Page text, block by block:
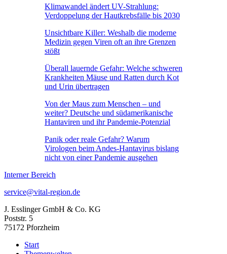
Klimawandel ändert UV-Strahlung:
Verdoppelung der Hautkrebsfälle bis 2030
Unsichtbare Killer: Weshalb die moderne
Medizin gegen Viren oft an ihre Grenzen
stößt
Überall lauernde Gefahr: Welche schweren
Krankheiten Mäuse und Ratten durch Kot
und Urin übertragen
Von der Maus zum Menschen – und
weiter? Deutsche und südamerikanische
Hantaviren und ihr Pandemie-Potenzial
Panik oder reale Gefahr? Warum
Virologen beim Andes-Hantavirus bislang
nicht von einer Pandemie ausgehen
Interner Bereich
service@vital-region.de
J. Esslinger GmbH & Co. KG
Poststr. 5
75172 Pforzheim
Start